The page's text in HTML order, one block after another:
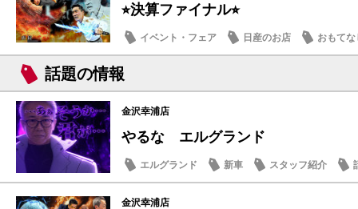
⭐︎決算ファイナル⭐︎
イベント・フェア 日産のお店 おもてな
話題の情報
金沢幸浦店
やるな エルグランド
エルグランド 新車 スタッフ紹介
金沢幸浦店